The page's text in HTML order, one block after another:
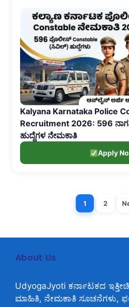
Kalyana Karnataka Police
Recruitment 2026: 596
ಹುದ್ದೆಗಳ ನೇಮಕಾತಿ
Apply
1 2
About Us
UdyogaJyoti ಕರ್ನಾಟಕದ
ಮಾಹಿತಿ, ನೇಮಕಾತಿ ಸೂಚನೆಗಳು,